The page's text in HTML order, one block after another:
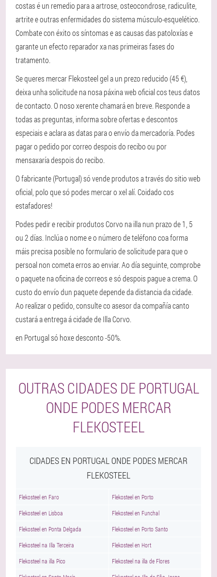
costas é un remedio para a artrose, osteocondrose, radiculite,
artrite e outras enfermidades do sistema músculo-esquelético.
Combate con éxito os síntomas e as causas das patoloxías e
garante un efecto reparador xa nas primeiras fases do
tratamento.
Se queres mercar Flekosteel gel a un prezo reducido (45 €),
deixa unha solicitude na nosa páxina web oficial cos teus datos
de contacto. O noso xerente chamará en breve. Responde a
todas as preguntas, informa sobre ofertas e descontos
especiais e aclara as datas para o envío da mercadoría. Podes
pagar o pedido por correo despois do recibo ou por
mensaxaría despois do recibo.
O fabricante (Portugal) só vende produtos a través do sitio web
oficial, polo que só podes mercar o xel alí. Coidado cos
estafadores!
Podes pedir e recibir produtos Corvo na illa nun prazo de 1, 5
ou 2 días. Inclúa o nome e o número de teléfono coa forma
máis precisa posible no formulario de solicitude para que o
persoal non cometa erros ao enviar. Ao día seguinte, comprobe
o paquete na oficina de correos e só despois pague a crema. O
custo do envío dun paquete depende da distancia da cidade.
Ao realizar o pedido, consulte co asesor da compañía canto
custará a entrega á cidade de Illa Corvo.
en Portugal só hoxe desconto -50%.
OUTRAS CIDADES DE PORTUGAL
ONDE PODES MERCAR
FLEKOSTEEL
CIDADES EN PORTUGAL ONDE PODES MERCAR
FLEKOSTEEL
Flekosteel en Faro Flekosteel en Porto
Flekosteel en Lisboa Flekosteel en Funchal
Flekosteel en Ponta Delgada Flekosteel en Porto Santo
Flekosteel na Illa Terceira Flekosteel en Hort
Flekosteel na illa Pico Flekosteel na illa de Flores